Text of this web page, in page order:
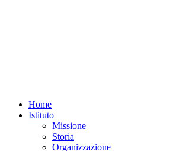
Home
Istituto
Missione
Storia
Organizzazione